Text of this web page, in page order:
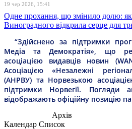
19 чер 2026, 15:41
Одне прохання, що змінило долю:
Виноградного відкрила серце для
“Здійснено за підтримки
Медіа та Демократія», що
асоціацією видавців новин
Асоціацією «Незалежні
(АНРВУ) та Норвезькою
підтримки Норвегії. Погляди
відображають офіційну позицію
Архів
Календар Список